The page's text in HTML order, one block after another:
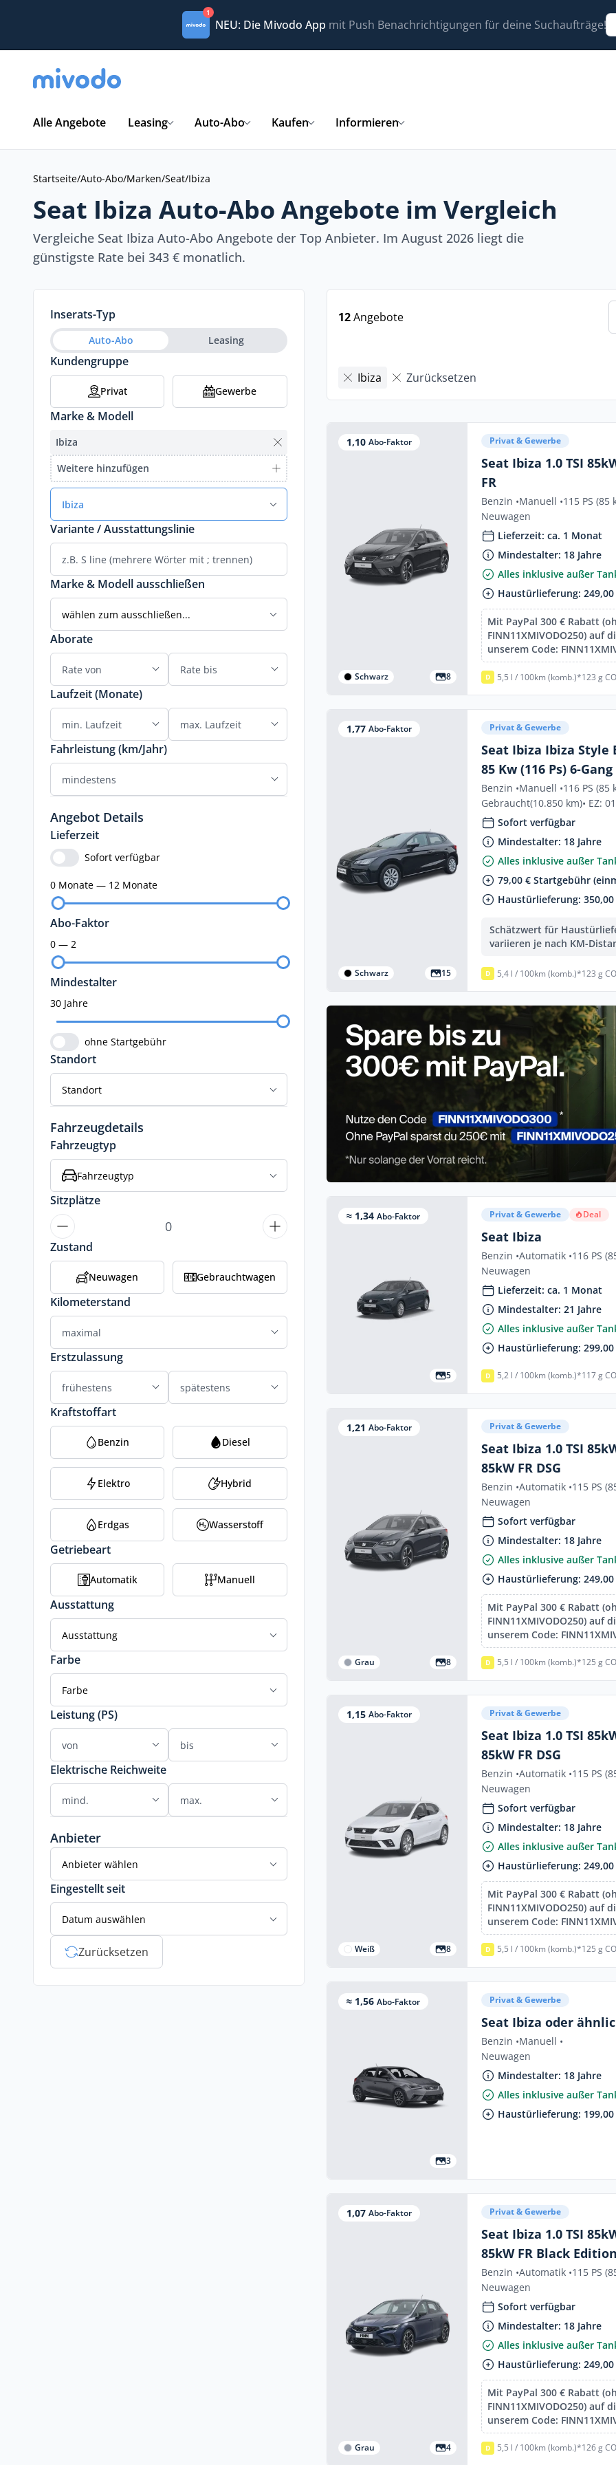
1
NEU: Die Mivodo App mit Push Benachrichtigungen für deine Suchaufträge!
Alle Angebote Leasing Auto-Abo Kaufen Informieren
Startseite/Auto-Abo/Marken/Seat/Ibiza
Seat Ibiza Auto-Abo Angebote im Vergleich
Vergleiche Seat Ibiza Auto-Abo Angebote der Top Anbieter. Im August 2026 liegt die
günstigste Rate bei 343 € monatlich.
Inserats-Typ
Auto-Abo Leasing
Kundengruppe
Privat Gewerbe
Marke & Modell
Ibiza
Weitere hinzufügen
Ibiza
Variante / Ausstattungslinie
Marke & Modell ausschließen
wählen zum ausschließen...
Aborate
Laufzeit (Monate)
Fahrleistung (km/Jahr)
Angebot Details
Lieferzeit
Sofort verfügbar
0 Monate — 12 Monate
Abo-Faktor
0 — 2
Mindestalter
30 Jahre
ohne Startgebühr
Standort
Standort
Fahrzeugdetails
Fahrzeugtyp
Fahrzeugtyp
Sitzplätze
Zustand
Neuwagen Gebrauchtwagen
Kilometerstand
Erstzulassung
Kraftstoffart
Benzin Diesel
Elektro Hybrid
Erdgas Wasserstoff
Getriebeart
Automatik Manuell
Ausstattung
Ausstattung
Farbe
Farbe
Leistung (PS)
Elektrische Reichweite
Anbieter
Anbieter wählen
Eingestellt seit
Datum auswählen
Zurücksetzen
12Angebote
Ibiza Zurücksetzen
1,10 Abo-Faktor
Schwarz 8
Privat & Gewerbe
Seat Ibiza 1.0 TSI
FR
Benzin •Manuell •115 PS (85
Neuwagen
Lieferzeit: ca. 1 Monat
Mindestalter: 18 Jahre
Alles inklusive außer
Haustürlieferung: 249,00
Mit PayPal 300 € Rabatt
FINN11XMIVODO250) auf
unserem Code:
D 5,5 l / 100km (komb.)*123 g
1,77 Abo-Faktor
Schwarz 15
Privat & Gewerbe
Seat Ibiza Ibiza Style
85 Kw (116 Ps) 6-Gang
Benzin •Manuell •116 PS (85
Gebraucht(10.850 km)• EZ:
Sofort verfügbar
Mindestalter: 18 Jahre
Alles inklusive außer
79,00 € Startgebühr
Haustürlieferung:
Schätzwert für
variieren je nach KM-
D 5,4 l / 100km (komb.)*123 g
≈ 1,34 Abo-Faktor
5
Privat & Gewerbe Deal
Seat Ibiza
Benzin •Automatik •116 PS
Neuwagen
Lieferzeit: ca. 1 Monat
Mindestalter: 21 Jahre
Alles inklusive außer
Haustürlieferung:
D 5,2 l / 100km (komb.)*117 g
1,21 Abo-Faktor
Grau 8
Privat & Gewerbe
Seat Ibiza 1.0 TSI 85kW DSG 1.0
85kW FR DSG
Benzin •Automatik •115 PS
Neuwagen
Sofort verfügbar
Mindestalter: 18 Jahre
Alles inklusive außer
Haustürlieferung: 249,00
Mit PayPal 300 € Rabatt
FINN11XMIVODO250) auf
unserem Code:
D 5,5 l / 100km (komb.)*125 g
1,15 Abo-Faktor
Weiß 8
Privat & Gewerbe
Seat Ibiza 1.0 TSI 85kW DSG 1.0
85kW FR DSG
Benzin •Automatik •115 PS
Neuwagen
Sofort verfügbar
Mindestalter: 18 Jahre
Alles inklusive außer
Haustürlieferung: 249,00
Mit PayPal 300 € Rabatt
FINN11XMIVODO250) auf
unserem Code:
D 5,5 l / 100km (komb.)*125 g
≈ 1,56 Abo-Faktor
3
Privat & Gewerbe
Seat Ibiza oder
Benzin •Manuell •
Neuwagen
Mindestalter: 18 Jahre
Alles inklusive außer
Haustürlieferung:
1,07 Abo-Faktor
Grau 4
Privat & Gewerbe
Seat Ibiza 1.0 TSI
85kW FR Black
Benzin •Automatik •115 PS
Neuwagen
Sofort verfügbar
Mindestalter: 18 Jahre
Alles inklusive außer
Haustürlieferung: 249,00
Mit PayPal 300 € Rabatt
FINN11XMIVODO250) auf
unserem Code:
D 5,5 l / 100km (komb.)*126 g